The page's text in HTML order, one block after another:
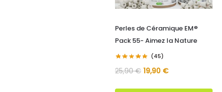
Perles de Céramique EM®
Pack 55- Aimez la Nature
(45)
25,90€ 19,90 €